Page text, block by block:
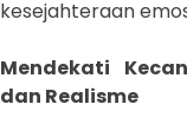
kesejahteraan
Mendekati
dan Realisme